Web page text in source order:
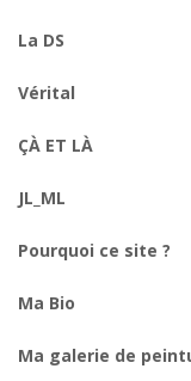
La DS
Vérital
ÇÀ ET LÀ
JL_ML
Pourquoi ce site ?
Ma Bio
Ma galerie de